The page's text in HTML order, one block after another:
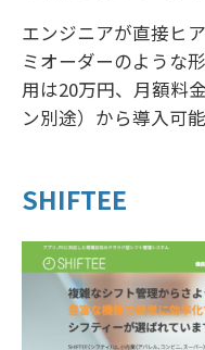
エンジニアが直接ヒ
ミオーダーのような
用は20万円、月額料
ン別途）から導入可能
SHIFTEE